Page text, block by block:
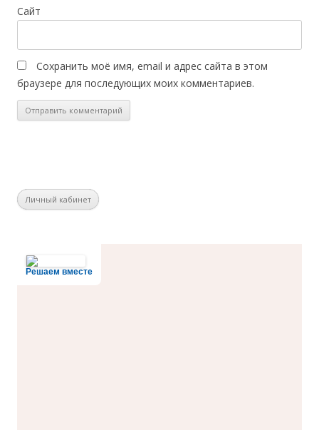
Сайт
Сохранить моё имя, email и адрес сайта в этом
браузере для последующих моих комментариев.
Личный кабинет
Решаем вместе